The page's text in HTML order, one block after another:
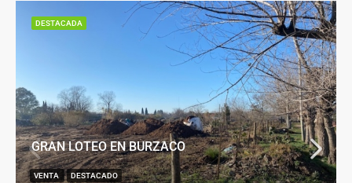
GRAN LOTEO EN BURZACO
VENTA DESTACADO
DESTACADA